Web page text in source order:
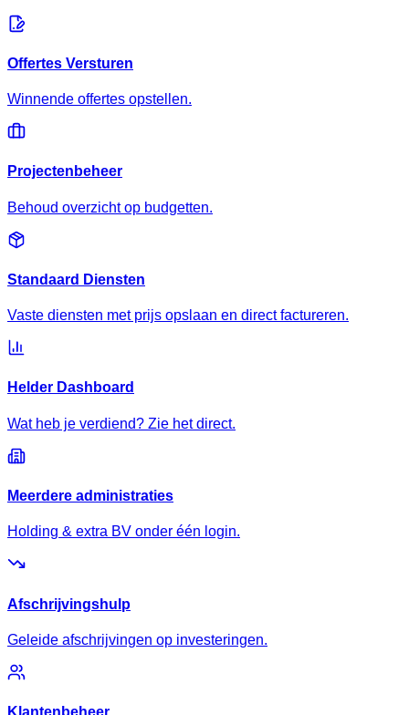
Offertes Versturen
Winnende offertes opstellen.
Projectenbeheer
Behoud overzicht op budgetten.
Standaard Diensten
Vaste diensten met prijs opslaan en direct factureren.
Helder Dashboard
Wat heb je verdiend? Zie het direct.
Meerdere administraties
Holding & extra BV onder één login.
Afschrijvingshulp
Geleide afschrijvingen op investeringen.
Klantenbeheer